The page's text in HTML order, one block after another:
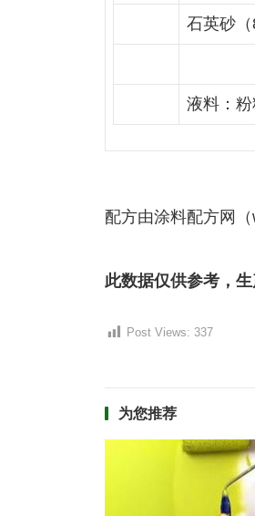
石英砂（
液料：
配方由涂料配方网
此数据仅供参考，
Post Views: 337
为您推荐